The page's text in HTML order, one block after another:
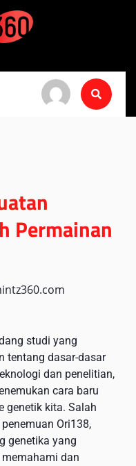
Permainan
studi yang
tentang dasar-dasar
dan penelitian,
cara baru
genetik kita. Salah
Ori138,
genetika yang
dan